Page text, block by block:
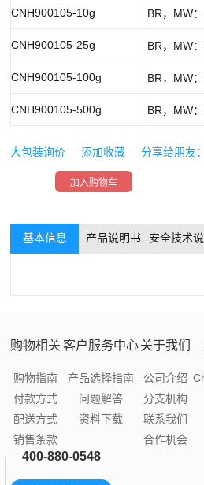
CNH900105-10g BR，MW
CNH900105-25g BR，MW
CNH900105-100g BR，MW
CNH900105-500g BR，MW
大包装询价 添加收藏 分享给朋友：
加入购物车
基本信息 产品说明书
购物相关
购物指南
付款方式
配送方式
销售条款
客户服务中心
产品选择指南
问题解答
资料下载
关于我们
公司介绍
分支机构
联系我们
合作机会
400-880-0548